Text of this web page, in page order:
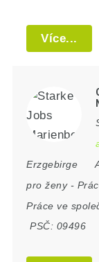
Více...
Erzgebirge
pro ženy-
Práce ve
PSČ: 09496